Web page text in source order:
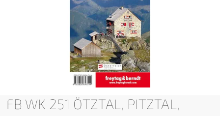
FB WK 251 ÖTZTAL, PITZTAL,